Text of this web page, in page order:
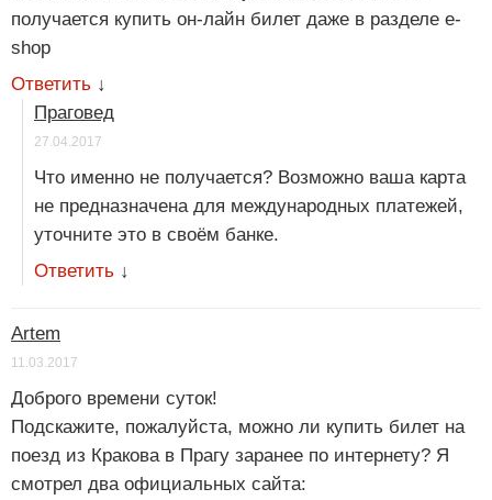
получается купить он-лайн билет даже в разделе e-
shop
Ответить ↓
Праговед
27.04.2017
Что именно не получается? Возможно ваша карта
не предназначена для международных платежей,
уточните это в своём банке.
Ответить ↓
Artem
11.03.2017
Доброго времени суток!
Подскажите, пожалуйста, можно ли купить билет на
поезд из Кракова в Прагу заранее по интернету? Я
смотрел два официальных сайта: